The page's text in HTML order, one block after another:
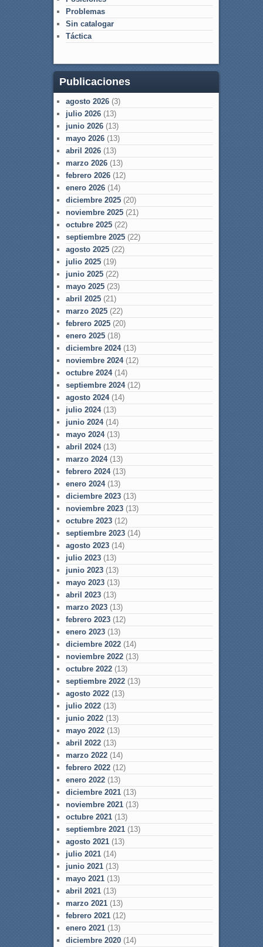
Problemas
Sin catalogar
Táctica
Publicaciones
agosto 2026(3)
julio 2026(13)
junio 2026(13)
mayo 2026(13)
abril 2026(13)
marzo 2026(13)
febrero 2026(12)
enero 2026(14)
diciembre 2025(20)
noviembre 2025(21)
octubre 2025(22)
septiembre 2025(22)
agosto 2025(22)
julio 2025(19)
junio 2025(22)
mayo 2025(23)
abril 2025(21)
marzo 2025(22)
febrero 2025(20)
enero 2025(18)
diciembre 2024(13)
noviembre 2024(12)
octubre 2024(14)
septiembre 2024(12)
agosto 2024(14)
julio 2024(13)
junio 2024(14)
mayo 2024(13)
abril 2024(13)
marzo 2024(13)
febrero 2024(13)
enero 2024(13)
diciembre 2023(13)
noviembre 2023(13)
octubre 2023(12)
septiembre 2023(14)
agosto 2023(14)
julio 2023(13)
junio 2023(13)
mayo 2023(13)
abril 2023(13)
marzo 2023(13)
febrero 2023(12)
enero 2023(13)
diciembre 2022(14)
noviembre 2022(13)
octubre 2022(13)
septiembre 2022(13)
agosto 2022(13)
julio 2022(13)
junio 2022(13)
mayo 2022(13)
abril 2022(13)
marzo 2022(14)
febrero 2022(12)
enero 2022(13)
diciembre 2021(13)
noviembre 2021(13)
octubre 2021(13)
septiembre 2021(13)
agosto 2021(13)
julio 2021(14)
junio 2021(13)
mayo 2021(13)
abril 2021(13)
marzo 2021(13)
febrero 2021(12)
enero 2021(13)
diciembre 2020(14)